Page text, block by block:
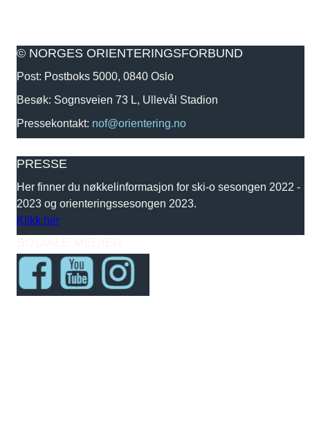
© NORGES ORIENTERINGSFORBUND
Post: Postboks 5000, 0840 Oslo
Besøk: Sognsveien 73 L, Ullevål Stadion
Pressekontakt: nof@orientering.no
PRESSE
Her finner du nøkkelinformasjon for ski-o sesongen 2022 -
2023 og orienteringssesongen 2023.
Klikk her